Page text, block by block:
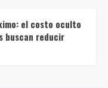
el costo oculto
buscan reducir